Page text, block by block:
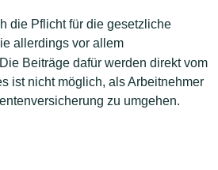
die Pflicht für die gesetzliche
allerdings vor allem
Beiträge dafür werden direkt vom
ist nicht möglich, als Arbeitnehmer
zu umgehen.